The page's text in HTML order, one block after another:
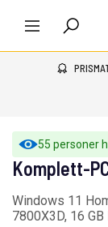
55 personer
Komplett-
Windows 11
7800X3D, 16